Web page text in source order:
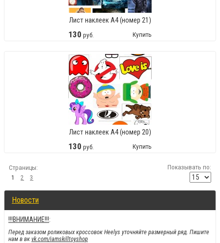
Новости
!!!ВНИМАНИЕ!!!:
Перед заказом роликовых кроссовок Heelys уточняйте размерный ряд. Пишите
нам в вк vk.com/iamskilltoyshop
Лист наклеек А4 (номер 21)
130 руб. Купить
Лист наклеек А4 (номер 20)
130 руб. Купить
Страницы:
1
2 3
Показывать по: